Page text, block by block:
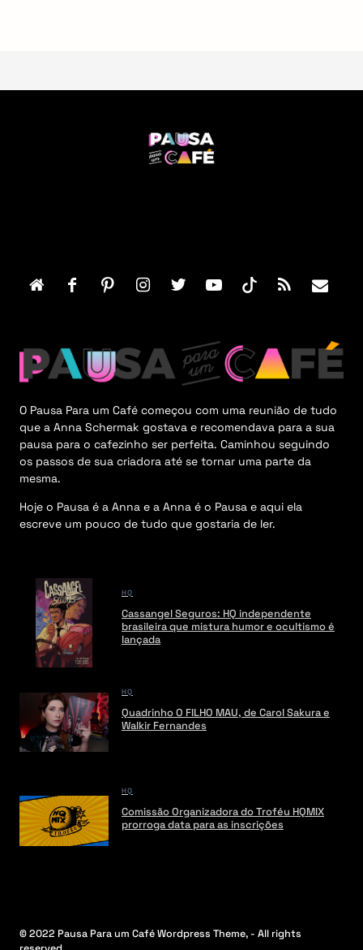
u
O Pausa Para um Café começou com uma reunião de tudo
que a Anna Schermak gostava e recomendava para a sua
pausa para o cafezinho ser perfeita. Caminhou seguindo
os passos de sua criadora até se tornar uma parte da
mesma.
Hoje o Pausa é a Anna e a Anna é o Pausa e aqui ela
escreve um pouco de tudo que gostaria de ler.
HQ
Cassangel Seguros: HQ independente
brasileira que mistura humor e ocultismo é
lançada
HQ
Quadrinho O FILHO MAU, de Carol Sakura e
Walkir Fernandes
HQ
Comissão Organizadora do Troféu HQMIX
prorroga data para as inscrições
© 2022 Pausa Para um Café Wordpress Theme, - All rights